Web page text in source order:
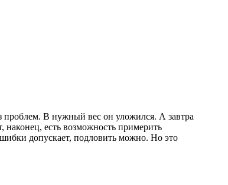
проблем. В нужный вес он уложился. А завтра
наконец, есть возможность примерить
допускает, подловить можно. Но это